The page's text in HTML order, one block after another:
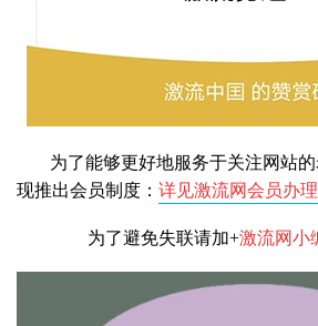
为了能够更好地服务于关注网站
现推出会员制度： 详见激流网会员办
为了避免失联请加+激流网小